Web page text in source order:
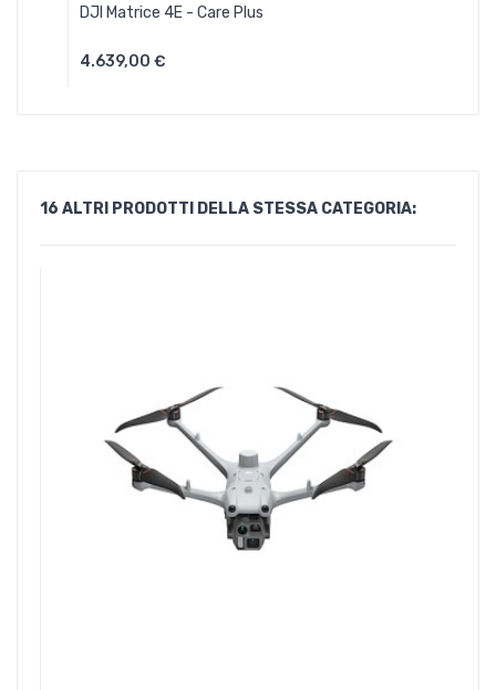
DJI Matrice 4E - Care Plus
4.639,00 €
Aggiungi Al Carrello
16 ALTRI PRODOTTI DELLA STESSA CATEGORIA: